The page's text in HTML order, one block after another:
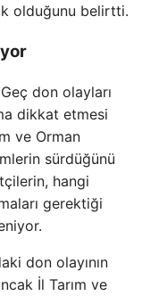
olduğunu belirtti.
don olayları
dikkat etmesi
ve Orman
sürdüğünü
hangi
gerektiği
don olayının
İl Tarım ve